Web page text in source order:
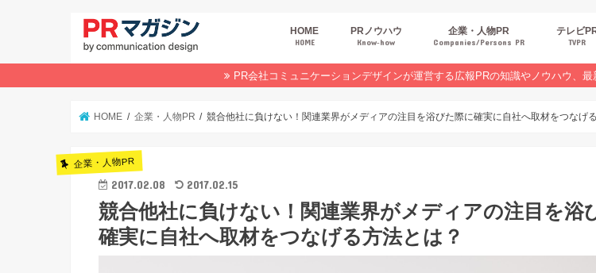
HOME
HOME
PRノウハウ
Know‐how
広報スキルUP
商品・サービスPR
デジタルPR
PRトレンド
イベントPR
業界コラム
オンラインセミナーレポート
企業・人物PR
Companies/Persons PR
テレビ
TVPR
PR会社コミュニケーションデザインが運営する広報PRの知識やノウハウ、
HOME 企業・人物PR 競合他社に負けない！関連業界がメディアの注目を浴びた際に確実に自社へ取材をつなげ
企業・人物PR
2017.02.08 2017.02.15
競合他社に負けない！関連業界がメディアの注目を浴
確実に自社へ取材をつなげる方法とは？